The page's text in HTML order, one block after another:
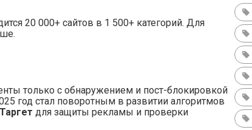
20 000+ сайтов в 1 500+ категорий. Для
только с обнаружением и пост-блокировкой
год стал поворотным в развитии алгоритмов
для защиты рекламы и проверки